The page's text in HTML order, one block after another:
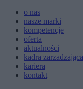
o nas
nasze marki
kompetencje
oferta
aktualności
kadra zarzadzająca
kariera
kontakt